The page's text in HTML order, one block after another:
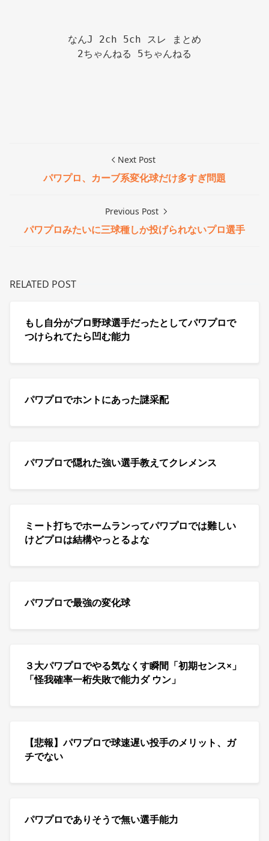
なんJ 2ch 5ch スレ まとめ
2ちゃんねる 5ちゃんねる
Next Post
パワプロ、カーブ系変化球だけ多すぎ問題
Previous Post
パワプロみたいに三球種しか投げられないプロ選手
RELATED POST
もし自分がプロ野球選手だったとしてパワプロで
つけられてたら凹む能力
パワプロでホントにあった謎采配
パワプロで隠れた強い選手教えてクレメンス
ミート打ちでホームランってパワプロでは難しい
けどプロは結構やっとるよな
パワプロで最強の変化球
３大パワプロでやる気なくす瞬間「初期センス×」
「怪我確率一桁失敗で能力ダ ウン」
【悲報】パワプロで球速遅い投手のメリット、ガ
チでない
パワプロでありそうで無い選手能力